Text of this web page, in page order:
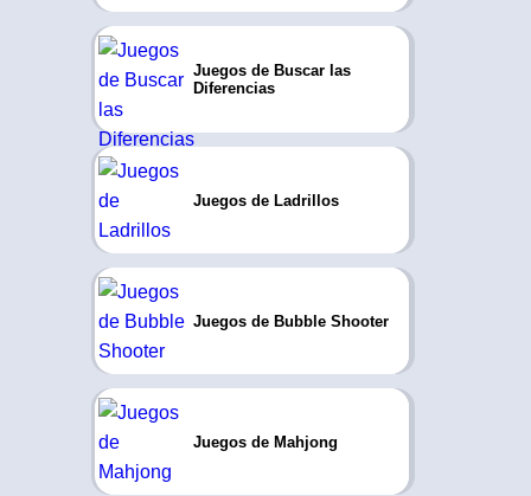
Juegos de Buscar las
Diferencias
Juegos de Ladrillos
Juegos de Bubble Shooter
Juegos de Mahjong